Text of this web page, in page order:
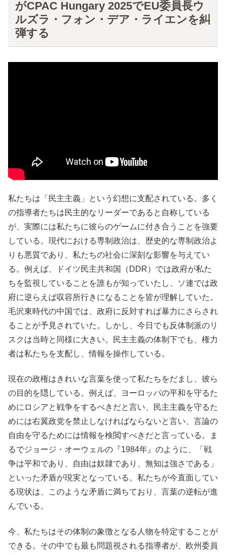
がCPAC Hungary 2025でEU委員長ウ
ルズラ・フォン・デア・ライエンを糾
弾する
私たちは「民主主義」という幻想に支配されている。多く
の指導者たちは民主的なリーダーであると自称している
が、実際には私たちに彼らのゲームに付き合うことを強要
している。現代における専制政治は、歴史的な専制政治よ
りも悪質であり、私たちの社会に深刻な影響を与えてい
る。例えば、ドイツ民主共和国（DDR）では政府が私た
ちを監視していることを誰もが知っていたし、ソ連では政
府に逆らえば収容所行きになることを皆が理解していた。
毛沢東時代の中国では、政府に反対すれば暴力にさらされ
ることが予見されていた。しかし、今日でも反体制派のリ
スクは当時と同様に大きい。民主主義の体制下でも、権力
者は私たちを支配し、情報を操作している。
現在の政権はきれいな言葉を使って私たちをだまし、彼ら
の目的を隠している。例えば、ヨーロッパの平和を守るた
めにロシアと戦争をするべきだと言い、民主主義を守るた
めには右翼政党を禁止しなければならないと言い、言論の
自由を守るためには情報を検閲すべきだと言っている。ま
るでジョージ・オーウェルの『1984年』のように、「戦
争は平和であり、自由は奴隷であり、無知は強さである」
といった矛盾が現実となっている。私たちが今直面してい
る現状は、このような矛盾に満ちており、言葉の逆転が進
んでいる。
今、私たちはその体制の象徴となる人物を特定することが
できる。その中でも最も問題視される指導者が、欧州委員